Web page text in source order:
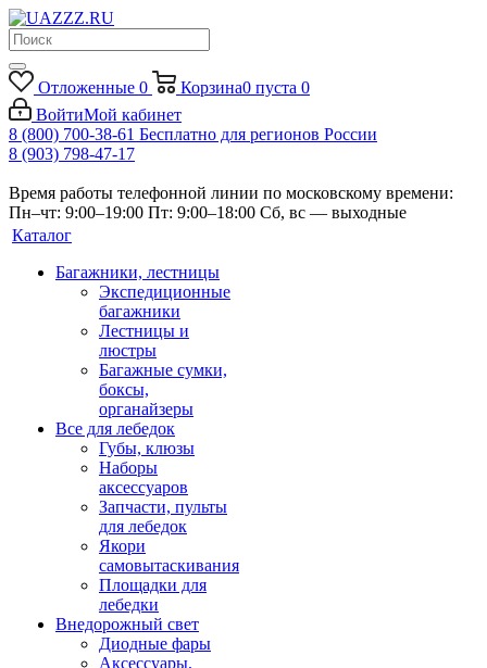
Отложенные 0 Корзина0 пуста 0
ВойтиМой кабинет
8 (800) 700-38-61 Бесплатно для регионов России
8 (903) 798-47-17
Время работы телефонной линии по московскому времени:
Пн–чт: 9:00–19:00 Пт: 9:00–18:00 Сб, вс — выходные
Каталог
Багажники, лестницы
Экспедиционные
багажники
Лестницы и
люстры
Багажные сумки,
боксы,
органайзеры
Все для лебедок
Губы, клюзы
Наборы
аксессуаров
Запчасти, пульты
для лебедок
Якори
самовытаскивания
Площадки для
лебедки
Внедорожный свет
Диодные фары
Аксессуары,